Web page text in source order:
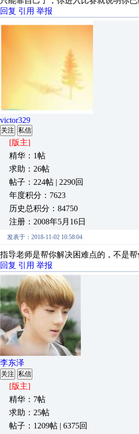
回复 引用 举报
victor329
关注 私信
[版主]
精华：1帖
求助：26帖
帖子：224帖 | 2290回
年度积分：7623
历史总积分：84750
注册：2008年5月16日
发表于：2018-11-02 10:58:04
指导老师是帮你解决困难点的，不是
回复 引用 举报
李东泽
关注 私信
[版主]
精华：7帖
求助：25帖
帖子：1209帖 | 6375回